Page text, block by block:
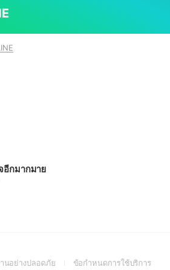
อีกมากมาย
นอย่างปลอดภัย(Openข้อกำหนดการใช้บริการ(Open